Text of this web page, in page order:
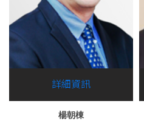
詳細資訊
楊朝棟